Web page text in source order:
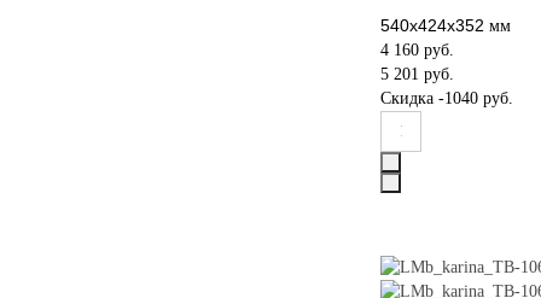
540х424х352 мм
4 160 руб.
5 201 руб.
Скидка -1040 руб.